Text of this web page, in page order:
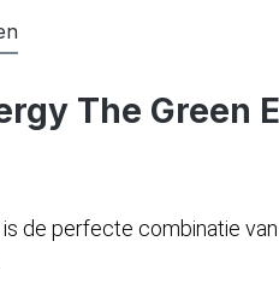
The Green
is de perfecte combinatie